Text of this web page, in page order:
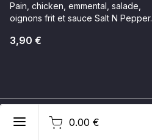
Pain, chicken, emmental, salade,
oignons frit et sauce Salt N Pepper.
3,90 €
Golden chick
0.00 €